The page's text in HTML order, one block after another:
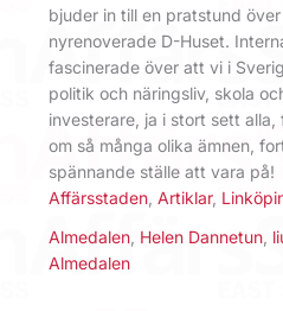
bjuder in till en pratstund
nyrenoverade D-Huset.
fascinerade över att vi i
politik och näringsliv, skola
investerare, ja i stort sett
om så många olika ämnen,
spännande ställe att vara på!
Affärsstaden Artiklar,
Almedalen Helen Dannetun
Almedalen